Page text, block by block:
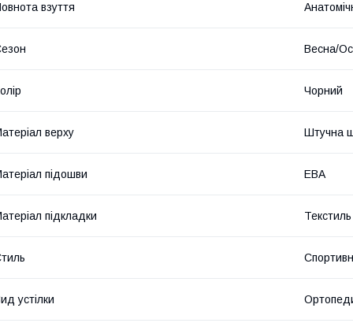
взуття
Весна/
Чорний
верху Штучна
підошви ЕВА
підкладки Текстиль
устілки